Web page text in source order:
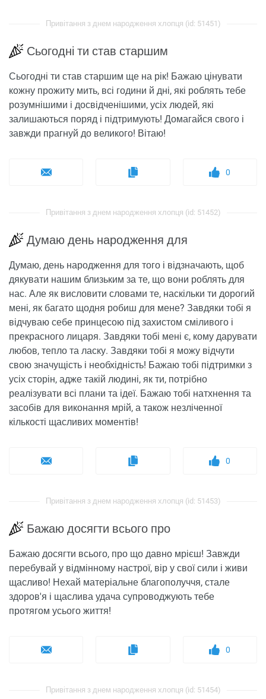
Привітання з днем ​​народження хлопця (id: 51451)
Сьогодні ти став старшим
Сьогодні ти став старшим ще на рік! Бажаю цінувати
кожну прожиту мить, всі години й дні, які роблять тебе
розумнішими і досвідченішими, усіх людей, які
залишаються поряд і підтримують! Домагайся свого і
завжди прагнуй до великого! Вітаю!
0
Привітання з днем ​​народження хлопця (id: 51452)
Думаю день народження для
Думаю, день народження для того і відзначають, щоб
дякувати нашим близьким за те, що вони роблять для
нас. Але як висловити словами те, наскільки ти дорогий
мені, як багато щодня робиш для мене? Завдяки тобі я
відчуваю себе принцесою під захистом сміливого і
прекрасного лицаря. Завдяки тобі мені є, кому дарувати
любов, тепло та ласку. Завдяки тобі я можу відчути
свою значущість і необхідність! Бажаю тобі підтримки з
усіх сторін, адже такій людині, як ти, потрібно
реалізувати всі плани та ідеї. Бажаю тобі натхнення та
засобів для виконання мрій, а також незліченної
кількості щасливих моментів!
0
Привітання з днем ​​народження хлопця (id: 51453)
Бажаю досягти всього про
Бажаю досягти всього, про що давно мрієш! Завжди
перебувай у відмінному настрої, вір у свої сили і живи
щасливо! Нехай матеріальне благополуччя, стале
здоров'я і щаслива удача супроводжують тебе
протягом усього життя!
0
Привітання з днем ​​народження хлопця (id: 51454)